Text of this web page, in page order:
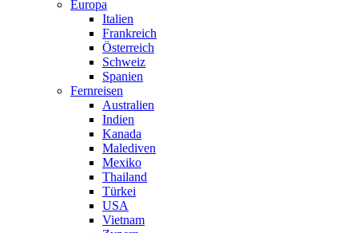
Europa
Italien
Frankreich
Österreich
Schweiz
Spanien
Fernreisen
Australien
Indien
Kanada
Malediven
Mexiko
Thailand
Türkei
USA
Vietnam